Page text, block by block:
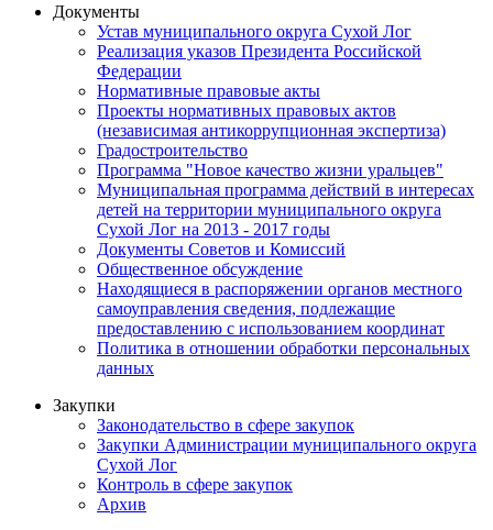
Документы
Устав муниципального округа Сухой Лог
Реализация указов Президента Российской
Федерации
Нормативные правовые акты
Проекты нормативных правовых актов
(независимая антикоррупционная экспертиза)
Градостроительство
Программа "Новое качество жизни уральцев"
Муниципальная программа действий в интересах
детей на территории муниципального округа
Сухой Лог на 2013 - 2017 годы
Документы Советов и Комиссий
Общественное обсуждение
Находящиеся в распоряжении органов местного
самоуправления сведения, подлежащие
предоставлению с использованием координат
Политика в отношении обработки персональных
данных
Закупки
Законодательство в сфере закупок
Закупки Администрации муниципального округа
Сухой Лог
Контроль в сфере закупок
Архив